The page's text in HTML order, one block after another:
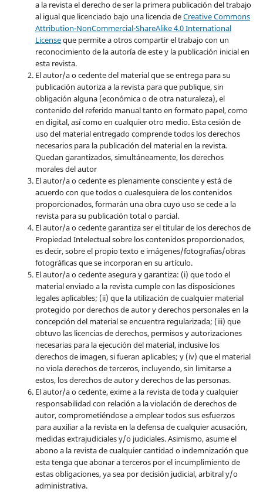
a la revista el derecho de ser la primera publicación del trabajo
al igual que licenciado bajo una licencia deCreative Commons
Attribution-NonCommercial-ShareAlike 4.0 International
Licenseque permite a otros compartir el trabajo con un
reconocimiento de la autoría de este y la publicación inicial en
esta revista.
El autor/a o cedente del material que se entrega para su
publicación autoriza a la revista para que publique, sin
obligación alguna (económica o de otra naturaleza), el
contenido del referido manual tanto en formato papel, como
en digital, así como en cualquier otro medio. Esta cesión de
uso del material entregado comprende todos los derechos
necesarios para la publicación del material en la revista.
Quedan garantizados, simultáneamente, los derechos
morales del autor
El autor/a o cedente es plenamente consciente y está de
acuerdo con que todos o cualesquiera de los contenidos
proporcionados, formarán una obra cuyo uso se cede a la
revista para su publicación total o parcial.
El autor/a o cedente garantiza ser el titular de los derechos de
Propiedad Intelectual sobre los contenidos proporcionados,
es decir, sobre el propio texto e imágenes/fotografías/obras
fotográficas que se incorporan en su artículo.
El autor/a o cedente asegura y garantiza: (i) que todo el
material enviado a la revista cumple con las disposiciones
legales aplicables; (ii) que la utilización de cualquier material
protegido por derechos de autor y derechos personales en la
concepción del material se encuentra regularizada; (iii) que
obtuvo las licencias de derechos, permisos y autorizaciones
necesarias para la ejecución del material, inclusive los
derechos de imagen, si fueran aplicables; y (iv) que el material
no viola derechos de terceros, incluyendo, sin limitarse a
estos, los derechos de autor y derechos de las personas.
El autor/a o cedente, exime a la revista de toda y cualquier
responsabilidad con relación a la violación de derechos de
autor, comprometiéndose a emplear todos sus esfuerzos
para auxiliar a la revista en la defensa de cualquier acusación,
medidas extrajudiciales y/o judiciales. Asimismo, asume el
abono a la revista de cualquier cantidad o indemnización que
esta tenga que abonar a terceros por el incumplimiento de
estas obligaciones, ya sea por decisión judicial, arbitral y/o
administrativa.